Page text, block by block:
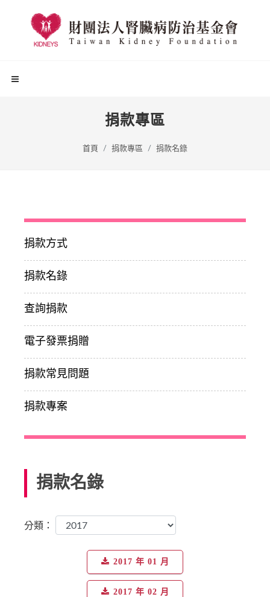
捐款專區
首頁 捐款專區 捐款名錄
捐款方式
捐款名錄
查詢捐款
電子發票捐贈
捐款常見問題
捐款專案
捐款名錄
分類：
2017 年 01 月
2017 年 02 月